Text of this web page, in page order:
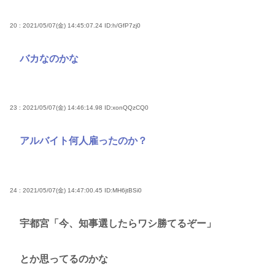
20 : 2021/05/07(金) 14:45:07.24 ID:h/GfP7zj0
バカなのかな
23 : 2021/05/07(金) 14:46:14.98 ID:xonQQzCQ0
アルバイト何人雇ったのか？
24 : 2021/05/07(金) 14:47:00.45 ID:MH6jtBSi0
宇都宮「今、知事選したらワシ勝てるぞー」
とか思ってるのかな